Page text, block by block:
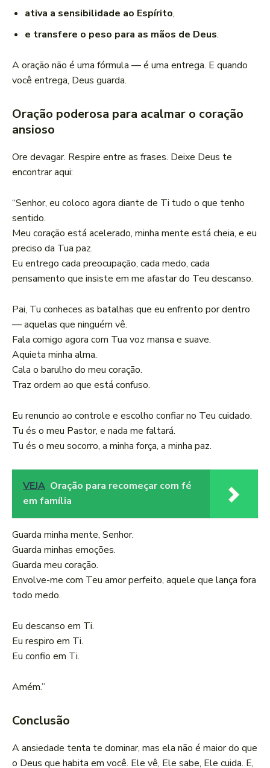
ativa a sensibilidade ao Espírito,
e transfere o peso para as mãos de Deus.
A oração não é uma fórmula — é uma entrega. E quando
você entrega, Deus guarda.
Oração poderosa para acalmar o coração
ansioso
Ore devagar. Respire entre as frases. Deixe Deus te
encontrar aqui:
“Senhor, eu coloco agora diante de Ti tudo o que tenho
sentido.
Meu coração está acelerado, minha mente está cheia, e eu
preciso da Tua paz.
Eu entrego cada preocupação, cada medo, cada
pensamento que insiste em me afastar do Teu descanso.
Pai, Tu conheces as batalhas que eu enfrento por dentro
— aquelas que ninguém vê.
Fala comigo agora com Tua voz mansa e suave.
Aquieta minha alma.
Cala o barulho do meu coração.
Traz ordem ao que está confuso.
Eu renuncio ao controle e escolho confiar no Teu cuidado.
Tu és o meu Pastor, e nada me faltará.
Tu és o meu socorro, a minha força, a minha paz.
VEJA Oração para recomeçar com fé
em família
Guarda minha mente, Senhor.
Guarda minhas emoções.
Guarda meu coração.
Envolve-me com Teu amor perfeito, aquele que lança fora
todo medo.
Eu descanso em Ti.
Eu respiro em Ti.
Eu confio em Ti.
Amém.”
Conclusão
A ansiedade tenta te dominar, mas ela não é maior do que
o Deus que habita em você. Ele vê, Ele sabe, Ele cuida. E,